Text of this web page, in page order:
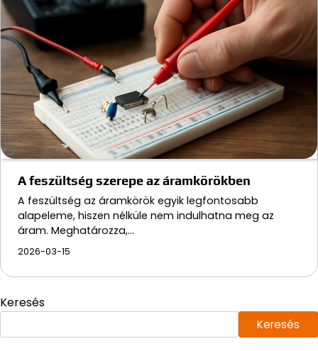
A feszültség szerepe az áramkörökben
A feszültség az áramkörök egyik legfontosabb
alapeleme, hiszen nélküle nem indulhatna meg az
áram. Meghatározza,…
2026-03-15
Keresés
Keresés